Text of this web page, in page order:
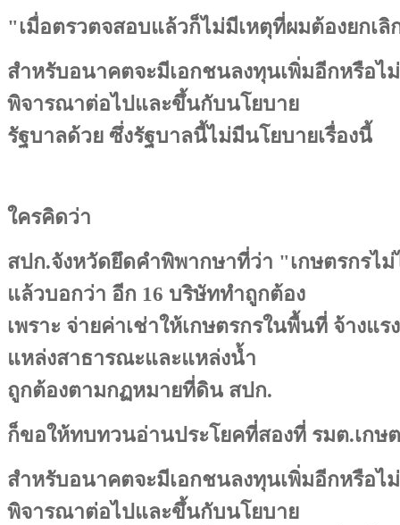
"เมื่อตรวตจสอบแล้วก็ไม่มีเหตุที่ผมต้องยกเลิ
สำหรับอนาคตจะมีเอกชนลงทุนเพิ่มอีกหรือไม่
พิจารณาต่อไปและขึ้นกับนโยบาย
รัฐบาลด้วย ซึ่งรัฐบาลนี้ไม่มีนโยบายเรื่องนี้
ใครคิดว่า
สปก.จังหวัดยึดคำพิพากษาที่ว่า "เกษตรกรไ
แล้วบอกว่า อีก 16 บริษัททำถูกต้อง
เพราะ จ่ายค่าเช่าให้เกษตรกรในพื้นที่ จ้างแ
แหล่งสาธารณะและแหล่งน้ำ
ถูกต้องตามกฏหมายที่ดิน สปก.
ก็ขอให้ทบทวนอ่านประโยคที่สองที่ รมต.เกษ
สำหรับอนาคตจะมีเอกชนลงทุนเพิ่มอีกหรือไม่
พิจารณาต่อไปและขึ้นกับนโยบาย